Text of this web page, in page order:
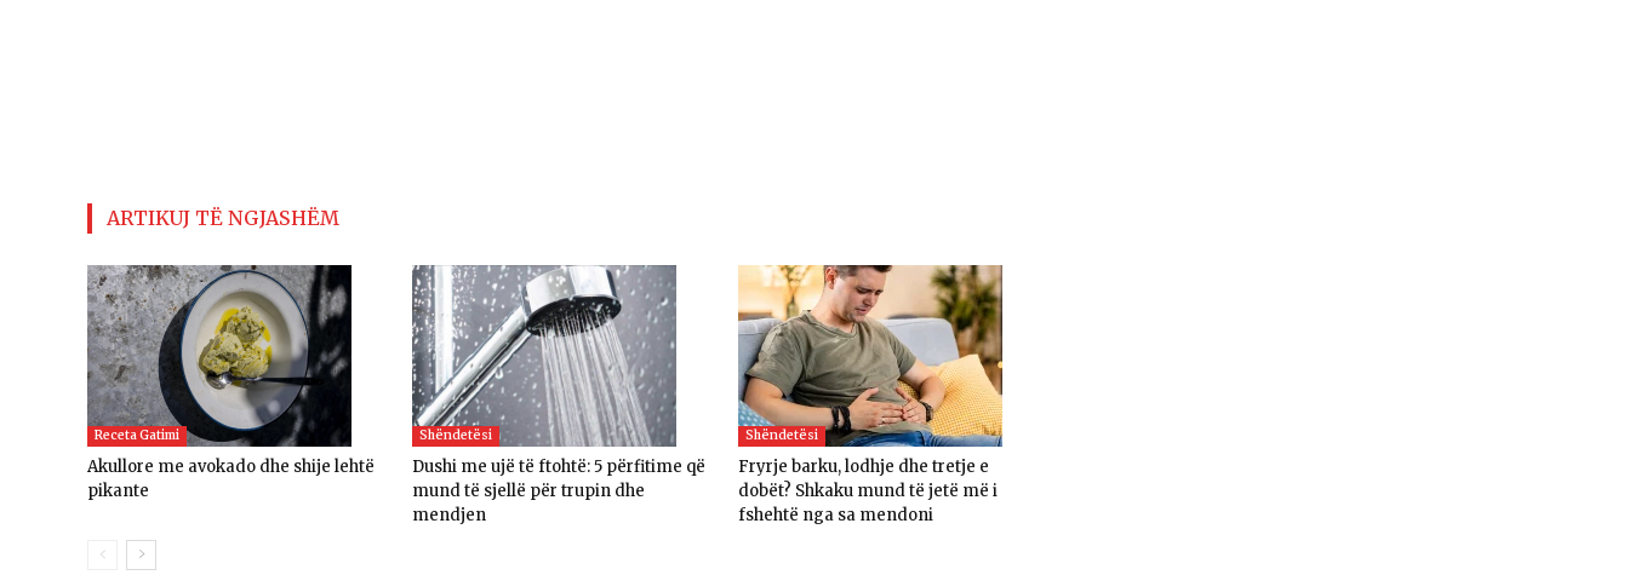
ARTIKUJ TË NGJASHËM
Receta Gatimi
Akullore me avokado dhe shije lehtë
pikante
Shëndetësi
Dushi me ujë të ftohtë: 5 përfitime që
mund të sjellë për trupin dhe
mendjen
Shëndetësi
Fryrje barku, lodhje dhe tretje e
dobët? Shkaku mund të jetë më i
fshehtë nga sa mendoni